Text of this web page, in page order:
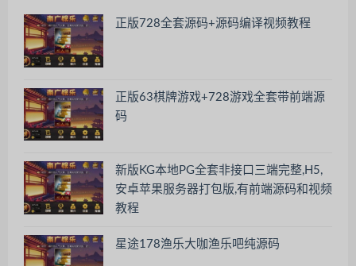
正版728全套源码+源码编译视频教程
正版63棋牌游戏+728游戏全套带前端源
码
新版KG本地PG全套非接口三端完整,H5,
安卓苹果服务器打包版,有前端源码和视频
教程
星途178渔乐大咖渔乐吧纯源码